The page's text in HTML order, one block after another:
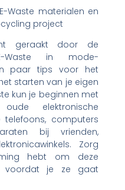
Waste materialen en
project
geraakt door de
Waste in mode-
paar tips voor het
starten van je eigen
kun je beginnen met
elektronische
computers
bij vrienden,
Zorg
hebt om deze
voordat je ze gaat